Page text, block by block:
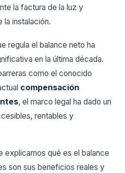
la factura de la luz y
la instalación.
regula el balance neto ha
en la última década.
como el conocido
compensación
, el marco legal ha dado un
rentables y
explicamos qué es el balance
son sus beneficios reales y